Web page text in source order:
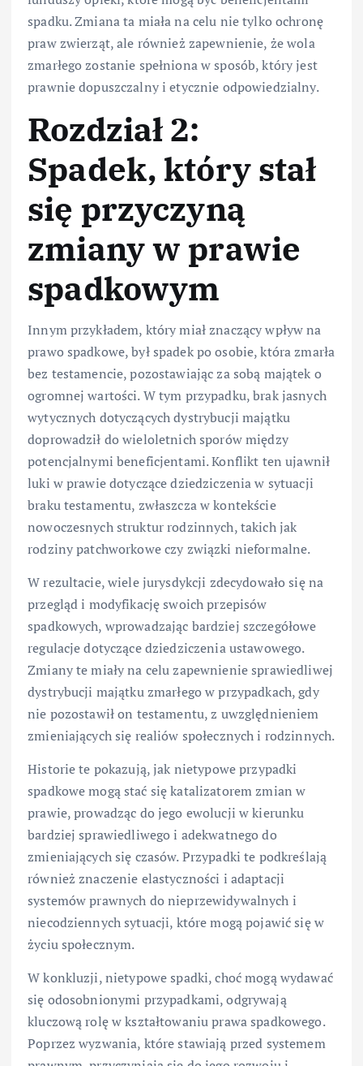
spadku. Zmiana ta miała na celu nie tylko ochronę
praw zwierząt, ale również zapewnienie, że wola
zmarłego zostanie spełniona w sposób, który jest
prawnie dopuszczalny i etycznie odpowiedzialny.
Rozdział 2:
Spadek, który stał
się przyczyną
zmiany w prawie
spadkowym
Innym przykładem, który miał znaczący wpływ na
prawo spadkowe, był spadek po osobie, która zmarła
bez testamencie, pozostawiając za sobą majątek o
ogromnej wartości. W tym przypadku, brak jasnych
wytycznych dotyczących dystrybucji majątku
doprowadził do wieloletnich sporów między
potencjalnymi beneficjentami. Konflikt ten ujawnił
luki w prawie dotyczące dziedziczenia w sytuacji
braku testamentu, zwłaszcza w kontekście
nowoczesnych struktur rodzinnych, takich jak
rodziny patchworkowe czy związki nieformalne.
W rezultacie, wiele jurysdykcji zdecydowało się na
przegląd i modyfikację swoich przepisów
spadkowych, wprowadzając bardziej szczegółowe
regulacje dotyczące dziedziczenia ustawowego.
Zmiany te miały na celu zapewnienie sprawiedliwej
dystrybucji majątku zmarłego w przypadkach, gdy
nie pozostawił on testamentu, z uwzględnieniem
zmieniających się realiów społecznych i rodzinnych.
Historie te pokazują, jak nietypowe przypadki
spadkowe mogą stać się katalizatorem zmian w
prawie, prowadząc do jego ewolucji w kierunku
bardziej sprawiedliwego i adekwatnego do
zmieniających się czasów. Przypadki te podkreślają
również znaczenie elastyczności i adaptacji
systemów prawnych do nieprzewidywalnych i
niecodziennych sytuacji, które mogą pojawić się w
życiu społecznym.
W konkluzji, nietypowe spadki, choć mogą wydawać
się odosobnionymi przypadkami, odgrywają
kluczową rolę w kształtowaniu prawa spadkowego.
Poprzez wyzwania, które stawiają przed systemem